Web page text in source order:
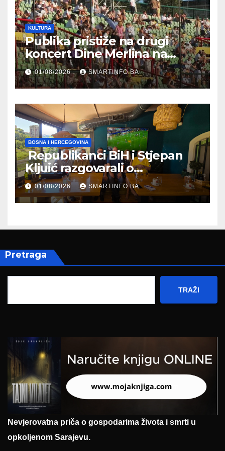
KULTURA
Publika pristiže na drugi
koncert Dine Merlina na
Koševu
01/08/2026 SMARTINFO.BA
BOSNA I HERCEGOVINA
Republikanci BiH i Stjepan
Kljuić razgovarali o
evropskom putu Bosne i
Hercegovine
01/08/2026 SMARTINFO.BA
Pretraga
TRAŽI
Nevjerovatna priča o gospodarima života i smrti u
opkoljenom Sarajevu.